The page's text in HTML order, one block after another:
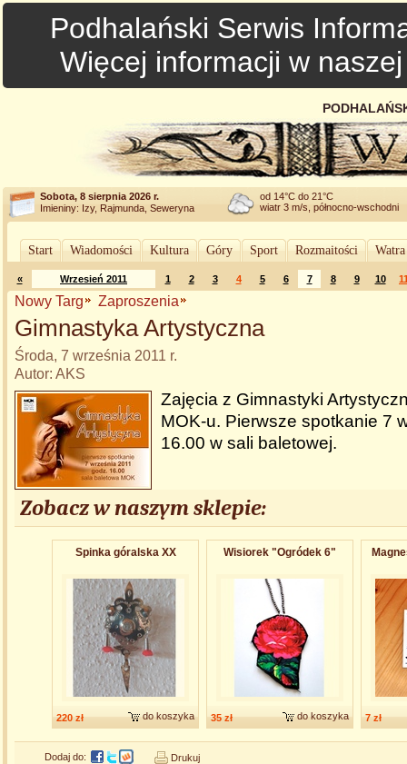
Podhalański Serwis
Więcej informacji w
Sobota, 8 sierpnia 2026 r.
Imieniny: Izy, Rajmunda, Seweryna
od 14°C do 21°C
wiatr 3 m/s, północno-wschodni
Start Wiadomości Kultura Góry Sport Rozmaitości
« Wrzesień 2011 1 2 3 4 5 6 7 8 9 10
Nowy Targ Zaproszenia
Gimnastyka Artystyczna
Środa, 7 września 2011 r.
Autor: AKS
Zajęcia z Gimnastyki
MOK-u. Pierwsze spotkanie 7
16.00 w sali baletowej.
Zobacz w naszym sklepie:
Spinka góralska XX
220 zł do koszyka
Wisiorek "Ogródek 6"
35 zł do koszyka 7 zł
Dodaj do: Drukuj